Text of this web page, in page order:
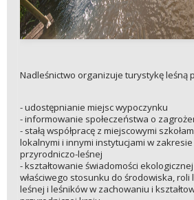
Nadleśnictwo organizuje turystykę leśną
- udostępnianie miejsc wypoczynku
- informowanie społeczeństwa o
- stałą współpracę z miejscowymi
lokalnymi i innymi instytucjami w
przyrodniczo-leśnej
- kształtowanie świadomości
właściwego stosunku do środowiska,
leśnej i leśników w zachowaniu i